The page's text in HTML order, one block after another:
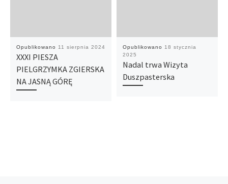
Opublikowano 11 sierpnia 2024
XXXI PIESZA
PIELGRZYMKA ZGIERSKA
NA JASNĄ GÓRĘ
Opublikowano
18 stycznia
2025
Nadal trwa Wizyta
Duszpasterska